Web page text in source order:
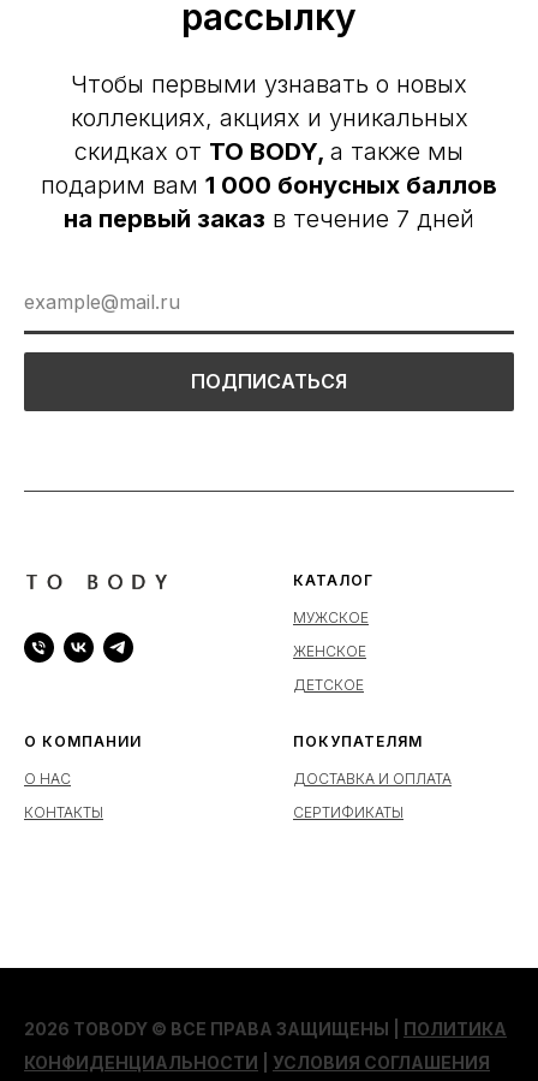
рассылку
Чтобы первыми узнавать о новых
коллекциях, акциях и уникальных
скидках от TO BODY, а также мы
подарим вам 1 000 бонусных баллов
на первый заказ в течение 7 дней
ПОДПИСАТЬСЯ
КАТАЛОГ
МУЖСКОЕ
ЖЕНСКОЕ
ДЕТСКОЕ
О КОМПАНИИ
О НАС
КОНТАКТЫ
ПОКУПАТЕЛЯМ
ДОСТАВКА И ОПЛАТА
СЕРТИФИКАТЫ
2026 TOBODY © ВСЕ ПРАВА ЗАЩИЩЕНЫ | ПОЛИТИКА
КОНФИДЕНЦИАЛЬНОСТИ
УСЛОВИЯ СОГЛАШЕНИЯ